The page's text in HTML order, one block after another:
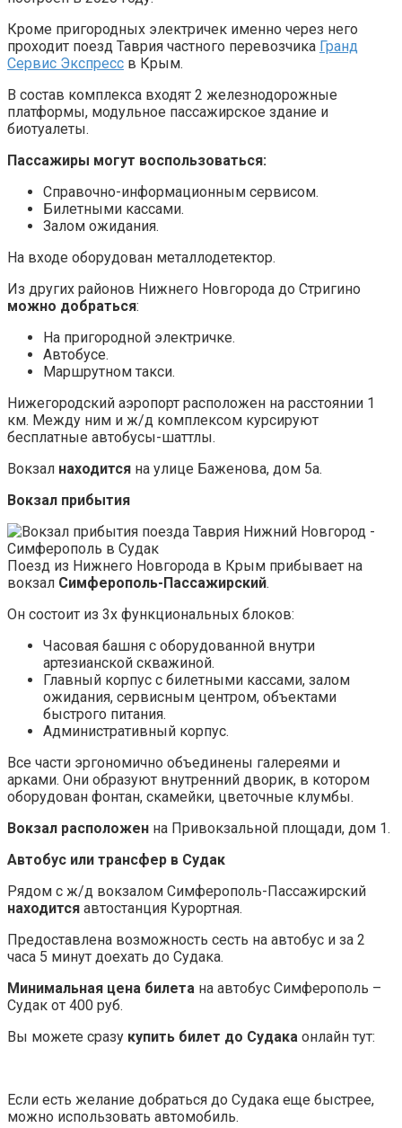
Кроме пригородных электричек именно через него
проходит поезд Таврия частного перевозчика Гранд
Сервис Экспресс в Крым.
В состав комплекса входят 2 железнодорожные
платформы, модульное пассажирское здание и
биотуалеты.
Пассажиры могут воспользоваться:
Справочно-информационным сервисом.
Билетными кассами.
Залом ожидания.
На входе оборудован металлодетектор.
Из других районов Нижнего Новгорода до Стригино
можно добраться:
На пригородной электричке.
Автобусе.
Маршрутном такси.
Нижегородский аэропорт расположен на расстоянии 1
км. Между ним и ж/д комплексом курсируют
бесплатные автобусы-шаттлы.
Вокзал находится на улице Баженова, дом 5а.
Вокзал прибытия
Поезд из Нижнего Новгорода в Крым прибывает на
вокзал Симферополь-Пассажирский.
Он состоит из 3х функциональных блоков:
Часовая башня с оборудованной внутри
артезианской скважиной.
Главный корпус с билетными кассами, залом
ожидания, сервисным центром, объектами
быстрого питания.
Административный корпус.
Все части эргономично объединены галереями и
арками. Они образуют внутренний дворик, в котором
оборудован фонтан, скамейки, цветочные клумбы.
Вокзал расположен на Привокзальной площади, дом 1.
Автобус или трансфер в Судак
Рядом с ж/д вокзалом Симферополь-Пассажирский
находится автостанция Курортная.
Предоставлена возможность сесть на автобус и за 2
часа 5 минут доехать до Судака.
Минимальная цена билета на автобус Симферополь –
Судак от 400 руб.
Вы можете сразу купить билет до Судака онлайн тут:
Если есть желание добраться до Судака еще быстрее,
можно использовать автомобиль.